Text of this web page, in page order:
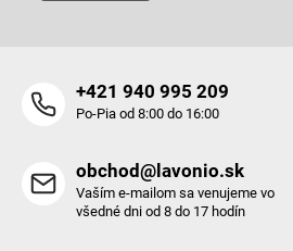
+421 940 995 209
Po-Pia od 8:00 do 16:00
obchod@lavonio.sk
Vaším e-mailom sa venujeme vo
všedné dni od 8 do 17 hodín